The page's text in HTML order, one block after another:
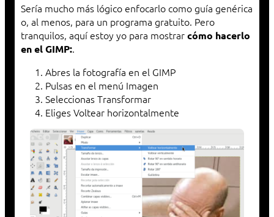
Sería mucho más lógico enfocarlo como guía genérica
o, al menos, para un programa gratuito. Pero
tranquilos, aquí estoy yo para mostrarcómo hacerlo
en el GIMP:.
Abres la fotografía en el GIMP
Pulsas en el menú Imagen
Seleccionas Transformar
Eliges Voltear horizontalmente